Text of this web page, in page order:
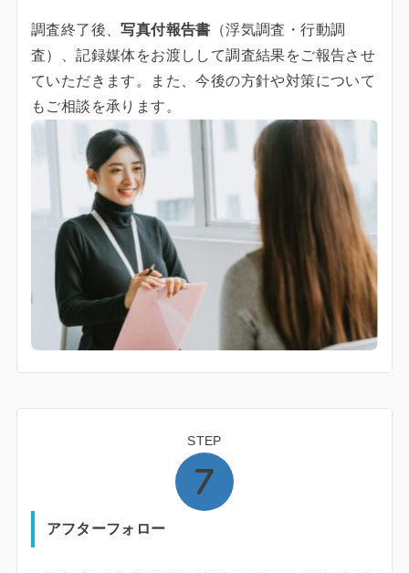
調査終了後、写真付報告書 （浮気調査・行動調
査）、記録媒体をお渡しして調査結果をご報告させ
ていただきます。また、今後の方針や対策について
もご相談を承ります。
STEP
アフターフォロー